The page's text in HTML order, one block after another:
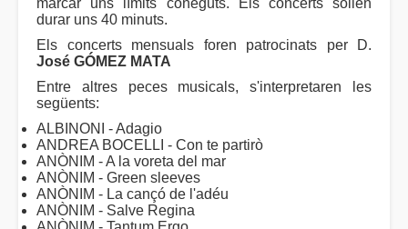
marcar uns límits coneguts. Els concerts solien
durar uns 40 minuts.
Els concerts mensuals foren patrocinats per D.
José GÓMEZ MATA
Entre altres peces musicals, s'interpretaren les
següents:
ALBINONI - Adagio
ANDREA BOCELLI - Con te partirò
ANÒNIM - A la voreta del mar
ANÒNIM - Green sleeves
ANÒNIM - La cançó de l'adéu
ANÒNIM - Salve Regina